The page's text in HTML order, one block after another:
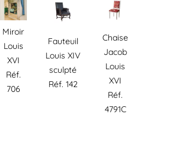
Miroir
Louis
XVI
Réf.
706
Fauteuil
Louis XIV
sculpté
Réf. 142
Chaise
Jacob
Louis
XVI
Réf.
4791C